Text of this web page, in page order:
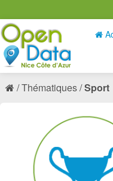
Thématiques Sport